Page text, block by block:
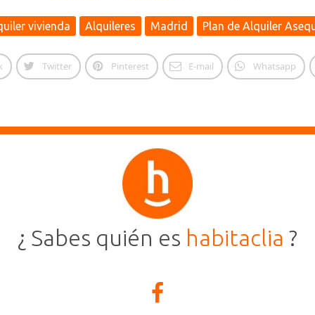
vivienda Alquileres Madrid Plan de Alquiler
Twitter Pinterest E-mail Whatsapp
¿ Sabes quién es habitaclia ?